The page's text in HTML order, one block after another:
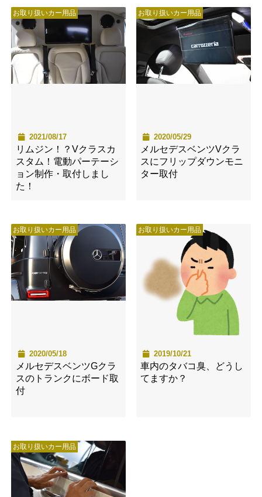
お取り扱いカー用品
2021/08/17
リムジン！？Vクラスカ
スタム！電動パーテーシ
ョン制作・取付しまし
た！
お取り扱いカー用品
2020/05/29
メルセデスベンツVクラ
スにフリップダウンモニ
ター取付
お取り扱いカー用品
2020/05/18
メルセデスベンツGクラ
スのトランクにボード取
付
お取り扱いカー用品
2019/10/21
車内のタバコ臭、どうし
てますか？
お取り扱いカー用品